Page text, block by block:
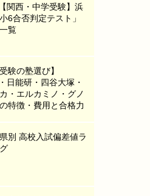
関西・中学受験】浜
6合否判定テスト」
覧
験の塾選び】
日能研・四谷大塚・
・エルカミノ・グノ
特徴・費用と合格力
別 高校入試偏差値ラ